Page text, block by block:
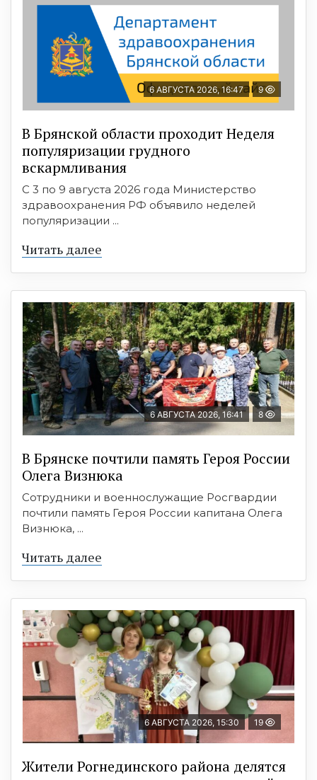
6 АВГУСТА 2026, 16:47 9
В Брянской области проходит Неделя
популяризации грудного
вскармливания
С 3 по 9 августа 2026 года Министерство
здравоохранения РФ объявило неделей
популяризации ...
Читать далее
6 АВГУСТА 2026, 16:41 8
В Брянске почтили память Героя России
Олега Визнюка
Сотрудники и военнослужащие Росгвардии
почтили память Героя России капитана Олега
Визнюка, ...
Читать далее
6 АВГУСТА 2026, 15:30 19
Жители Рогнединского района делятся